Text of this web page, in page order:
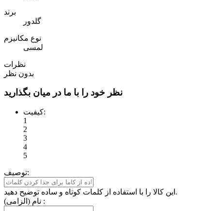
برند
گلدور
نوع مکانیزم
لمسی
نظرات
بدون نظر
نظر خود را با ما در میان بگذارید
کیفیت:
1
2
3
4
5
توصیف:
این کالا را با استفاده از کلمات کوتاه و ساده توضیح دهید.
نام (الزامی) :